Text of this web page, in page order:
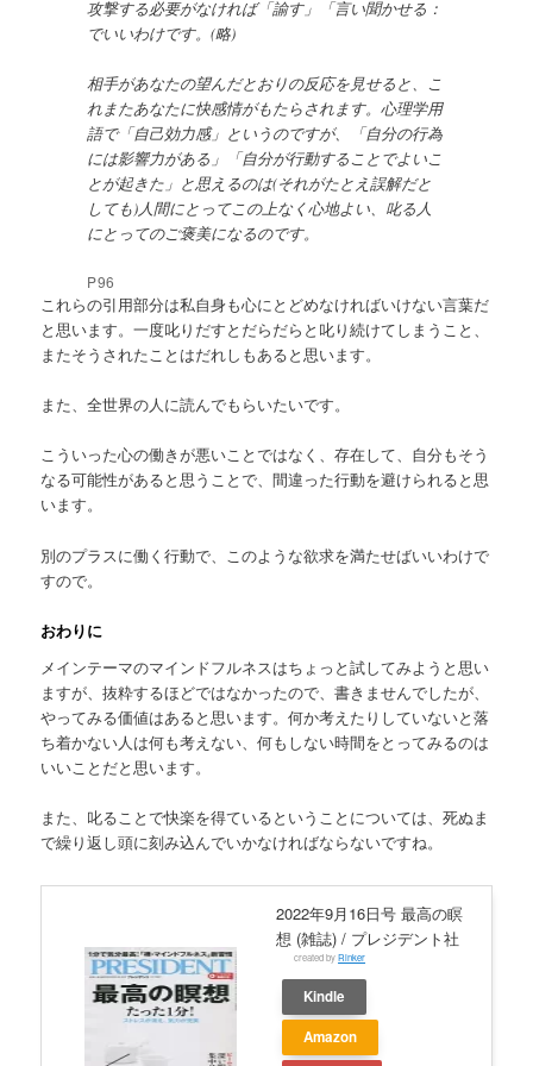
攻撃する必要がなければ「諭す」「言い聞かせる：
でいいわけです。(略)
相手があなたの望んだとおりの反応を見せると、こ
れまたあなたに快感情がもたらされます。心理学用
語で「自己効力感」というのですが、「自分の行為
には影響力がある」「自分が行動することでよいこ
とが起きた」と思えるのは(それがたとえ誤解だと
しても)人間にとってこの上なく心地よい、叱る人
にとってのご褒美になるのです。
P96
これらの引用部分は私自身も心にとどめなければいけない言葉だ
と思います。一度叱りだすとだらだらと叱り続けてしまうこと、
またそうされたことはだれしもあると思います。
また、全世界の人に読んでもらいたいです。
こういった心の働きが悪いことではなく、存在して、自分もそう
なる可能性があると思うことで、間違った行動を避けられると思
います。
別のプラスに働く行動で、このような欲求を満たせばいいわけで
すので。
おわりに
メインテーマのマインドフルネスはちょっと試してみようと思い
ますが、抜粋するほどではなかったので、書きませんでしたが、
やってみる価値はあると思います。何か考えたりしていないと落
ち着かない人は何も考えない、何もしない時間をとってみるのは
いいことだと思います。
また、叱ることで快楽を得ているということについては、死ぬま
で繰り返し頭に刻み込んでいかなければならないですね。
2022年9月16日号 最高の瞑
想 (雑誌) / プレジデント社
created byRinker
Kindle
Amazon